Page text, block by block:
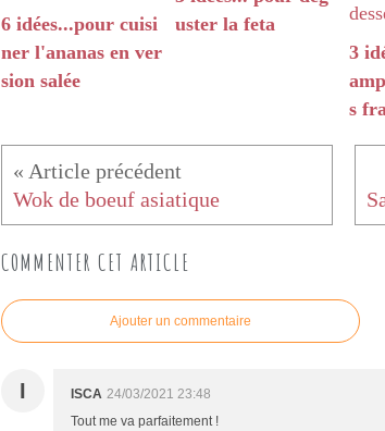
6 idées...pour cuisi
ner l'ananas en ver
sion salée
uster la feta
3
s
Wok de boeuf asiatique
COMMENTER CET ARTICLE
Ajouter un commentaire
I ISCA 24/03/2021 23:48
Tout me va parfaitement !